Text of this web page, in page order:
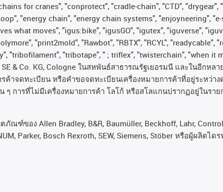
for cranes", "conprotect", "cradle-chain", "CTD",
"energy chain", "energy chain systems", "enjoyneering",
what moves", "igus:bike", "igusGO", "igutex", "iguverse",
"print2mold", "Rawbot", "RBTX", "RCYL", "readycable",
"tribofilament", "tribotape", " ; triflex", "twisterchain", "when it
& Co. KG, Cologne ในสหพันธ์สาธารณรัฐเยอรมนี และในอีกหลา
รค้าจดทะเบียน หรือคำขอจดทะเบียนเครื่องหมายการค้าที่อยู่ระหว่าง
ๆ การที่ไม่มีเครื่องหมายการค้า โลโก้ หรือสโลแกนปรากฏอยู่ในราย
ฑ์ของ Allen Bradley, B&R, Baumüller, Beckhoff, Lahr, Control
Parker, Bosch Rexroth, SEW, Siemens, Stöber หรือผู้ผลิ